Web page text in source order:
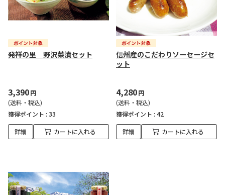
発祥の里 野沢菜漬セット
3,390円
(送料・税込)
獲得ポイント : 33
詳細 カートに入れる
信州産のこだわりソーセージセ
ット
4,280円
(送料・税込)
獲得ポイント : 42
詳細 カートに入れる